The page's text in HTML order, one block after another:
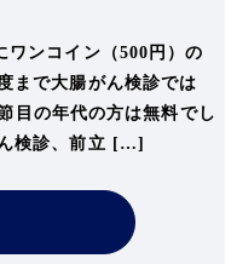
ワンコイン（500円）の
まで大腸がん検診では
目の年代の方は無料でし
検診、前立 […]